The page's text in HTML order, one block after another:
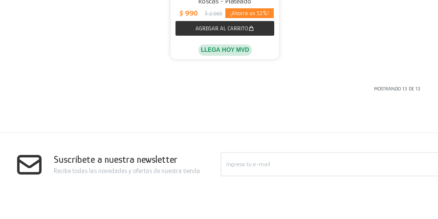
$ 990 $ 2.065 52
LLEGA HOY MVD
MOSTRANDO13 DE13
Suscríbete a nuestra newsletter
Recibe todas las novedades y ofertas de nuestra tienda.